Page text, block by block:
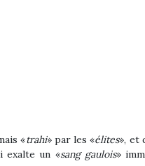
«trahi» par les «élites», et
exalte un «sang gaulois»